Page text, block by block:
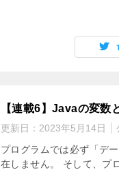
【連載6】Javaの変数
更新日： 2023年5月14日
プログラムでは必ず「デ
在しません。 そして、プ